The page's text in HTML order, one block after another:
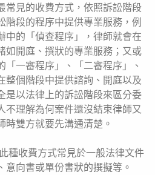
常見的收費方式，依照訴訟階段
階段的程序中提供專業服務，例
中的「偵查程序」，律師就會在
如開庭、撰狀的專業服務；又或
「一審程序」、「二審程序」、
整個階段中提供諮詢、開庭以及
是以法律上的訴訟階段來區分委
不理解為何案件還沒結束律師又
時雙方就要先溝通清楚。
種收費方式常見於一般法律文件
意向書或單份書狀的撰擬等。